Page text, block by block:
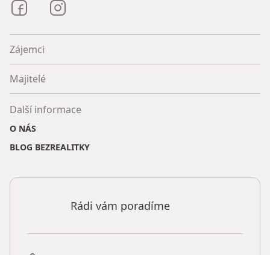
Bezrealitky na Facebooku
Zájemci
Majitelé
Další informace
O NÁS
BLOG BEZREALITKY
Rádi vám poradíme